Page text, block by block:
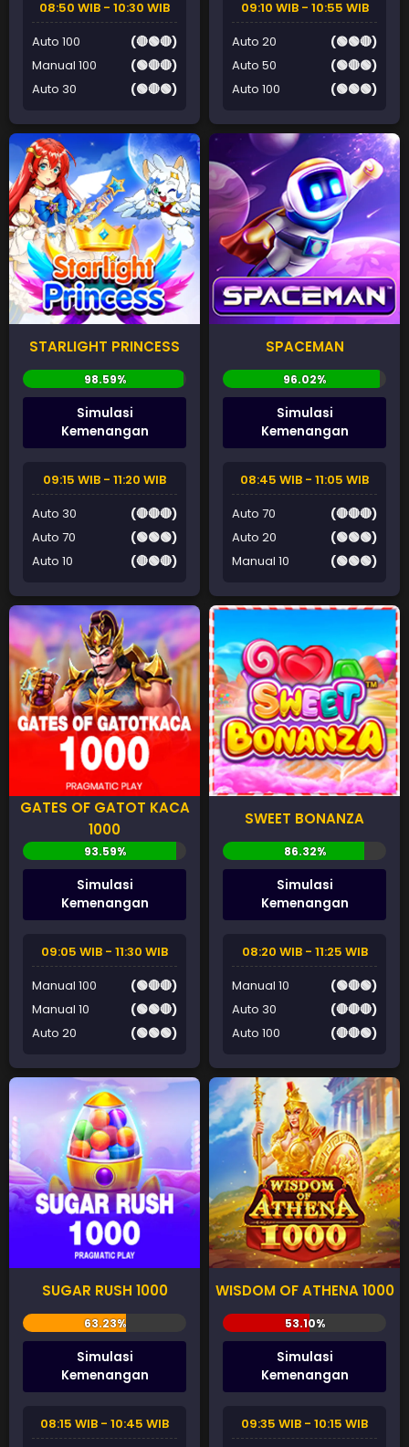
08:50 WIB - 10:30 WIB
Auto 100
(🔴🟢🔴)
Manual 100
(🟢🔴🔴)
Auto 30
(🟢🔴🟢)
09:10 WIB - 10:55 WIB
Auto 20
(🟢🟢🔴)
Auto 50
(🟢🔴🟢)
Auto 100
(🟢🟢🟢)
STARLIGHT PRINCESS
Simulasi
Kemenangan
09:15 WIB - 11:20 WIB
Auto 30
(🔴🔴🔴)
Auto 70
(🟢🟢🟢)
Auto 10
(🔴🟢🔴)
SPACEMAN
Simulasi
Kemenangan
08:45 WIB - 11:05 WIB
Auto 70
(🔴🔴🔴)
Auto 20
(🟢🟢🟢)
Manual 10
(🟢🟢🟢)
GATES OF GATOT KACA
1000
Simulasi
Kemenangan
09:05 WIB - 11:30 WIB
Manual 100
(🟢🔴🔴)
Manual 10
(🟢🟢🔴)
Auto 20
(🟢🟢🟢)
SWEET BONANZA
Simulasi
Kemenangan
08:20 WIB - 11:25 WIB
Manual 10
(🟢🔴🟢)
Auto 30
(🔴🔴🔴)
Auto 100
(🔴🔴🟢)
SUGAR RUSH 1000
Simulasi
Kemenangan
08:15 WIB - 10:45 WIB
WISDOM OF ATHENA 1000
Simulasi
Kemenangan
09:35 WIB - 10:15 WIB